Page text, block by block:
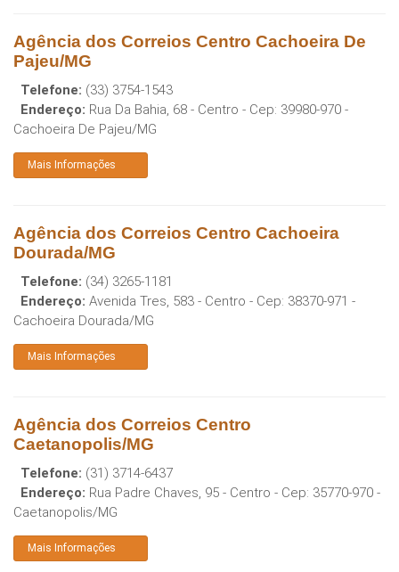
Agência dos Correios Centro Cachoeira De
Pajeu/MG
Telefone: (33) 3754-1543
Endereço: Rua Da Bahia, 68 - Centro - Cep: 39980-970 -
Cachoeira De Pajeu/MG
Mais Informações
Agência dos Correios Centro Cachoeira
Dourada/MG
Telefone: (34) 3265-1181
Endereço: Avenida Tres, 583 - Centro - Cep: 38370-971 -
Cachoeira Dourada/MG
Mais Informações
Agência dos Correios Centro
Caetanopolis/MG
Telefone: (31) 3714-6437
Endereço: Rua Padre Chaves, 95 - Centro - Cep: 35770-970 -
Caetanopolis/MG
Mais Informações